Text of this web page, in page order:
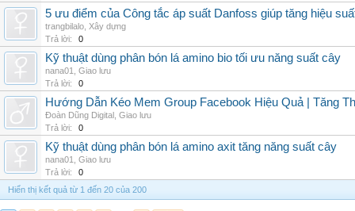
5 ưu điểm của Công tắc áp suất Danfoss giúp tăng hiệu
trangbilalo Xây dựng
Trả lời:
0
Kỹ thuật dùng phân bón lá amino bio tối ưu năng suất cây
nana01
Giao lưu
Trả lời:
0
Hướng Dẫn Kéo Mem Group Facebook Hiệu Quả | Tăng
Đoàn Dũng Digital Giao lưu
Trả lời:
0
Kỹ thuật dùng phân bón lá amino axit tăng năng suất cây
nana01
Giao lưu
Trả lời:
0
Hiển thị kết quả từ 1 đến 20 của 200